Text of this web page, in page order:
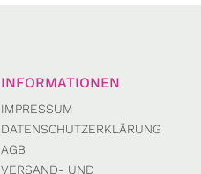
INFORMATIONEN
IMPRESSUM
DATENSCHUTZERKLÄRUNG
AGB
VERSAND- UND